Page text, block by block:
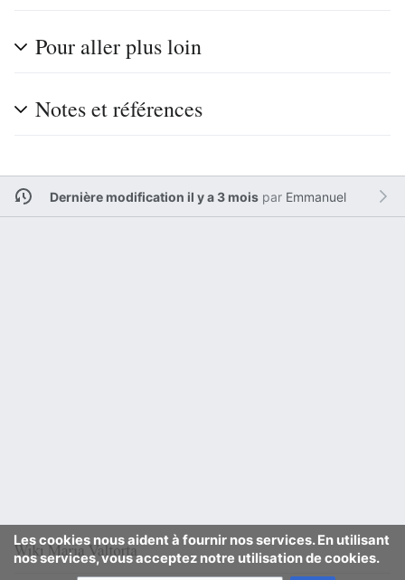
Pour aller plus loin
Notes et références
Dernière modification il y a 3 moispar Emmanuel
Les cookies nous aident à fournir nos services. En utilisant
nos services, vous acceptez notre utilisation de cookies.